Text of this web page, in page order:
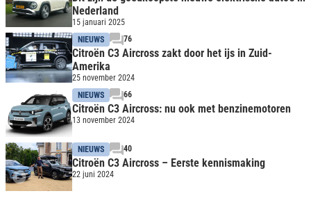
Nederland
15 januari 2025
NIEUWS
76
Citroën C3 Aircross zakt door het ijs in Zuid-
Amerika
25 november 2024
NIEUWS
66
Citroën C3 Aircross: nu ook met benzinemotoren
13 november 2024
NIEUWS 40
Citroën C3 Aircross – Eerste kennismaking
22 juni 2024